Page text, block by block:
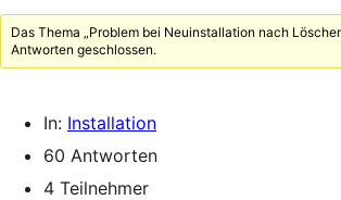
Das Thema „Problem bei Neuinstallation nach
Antworten geschlossen.
In: Installation
60 Antworten
4 Teilnehmer